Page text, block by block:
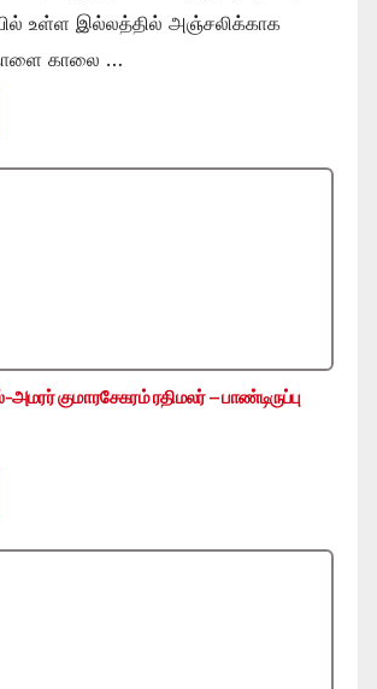
உள்ள இல்லத்தில் அஞ்சலிக்காக
காலை …
குமாரசேகரம் ரதிமலர் – பாண்டிருப்பு